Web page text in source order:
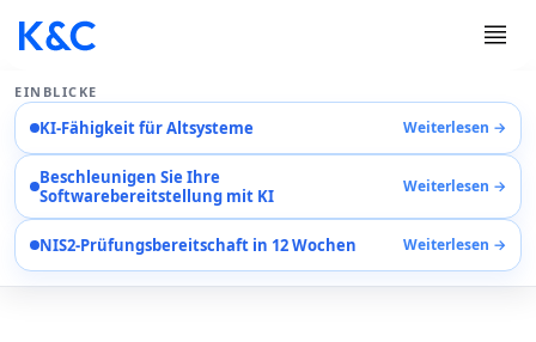
EINBLICKE
KI-Fähigkeit für Altsysteme Weiterlesen →
Beschleunigen Sie Ihre
Softwarebereitstellung mit KI
Weiterlesen →
NIS2-Prüfungsbereitschaft in 12 Wochen Weiterlesen →
Dienstleistungen
Fallstudien
Karriere
Über Uns
Kontaktieren Sie Uns